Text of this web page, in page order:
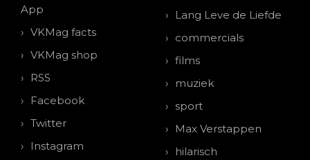
App
VKMag facts
VKMag shop
RSS
Facebook
Twitter
Instagram
Lang Leve de Liefde
commercials
films
muziek
sport
Max Verstappen
hilarisch